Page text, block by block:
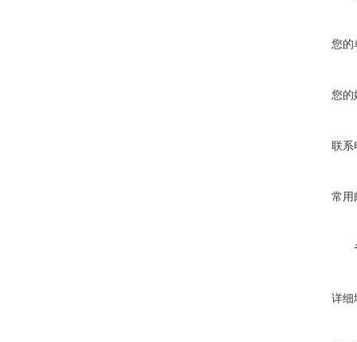
您的
您的
联系
常用
详细